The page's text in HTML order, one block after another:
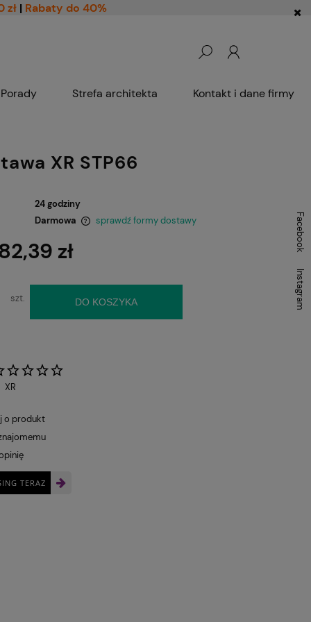
zł | Rabaty do 40%
Porady Strefa architekta Kontakt i dane firmy
XR STP66
24 godziny
Darmowa
kosztów
sprawdź formy dostawy
zł
szt. DO KOSZYKA
XR
o produkt
TERAZ
Facebook
Instagram